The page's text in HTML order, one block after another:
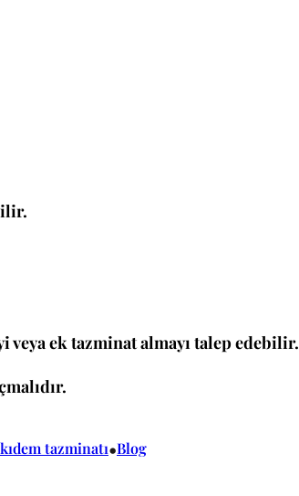
veya ek tazminat almayı talep edebilir.
kıdem tazminatı•Blog